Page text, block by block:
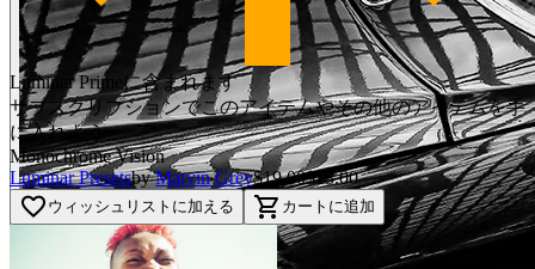
Luminar Primeに含まれます
サブスクリプションでこのアイテムやその他のアイテムを手
に入れよう
Monochrome Vision
Luminar Presetsby Marvin Grey$19.00$13.00
favorite_border ウィッシュリストに加える shopping_cart カートに追加